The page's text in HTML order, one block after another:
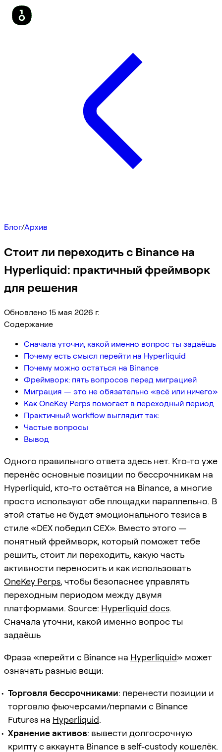
Блог/Архив
Стоит ли переходить с Binance на
Hyperliquid: практичный фреймворк
для решения
Обновлено 15 мая 2026 г.
Содержание
Сначала уточни, какой именно вопрос ты задаёшь
Почему есть смысл перейти на Hyperliquid
Почему можно остаться на Binance
Фреймворк: пять вопросов перед миграцией
Миграция — это не обязательно «всё или ничего»
Как OneKey Perps помогает в переходный период
Практичный workflow выглядит так:
Частые вопросы
Вывод
Одного правильного ответа здесь нет. Кто-то уже
перенёс основные позиции по бессрочникам на
Hyperliquid, кто-то остаётся на Binance, а многие
просто используют обе площадки параллельно. В
этой статье не будет эмоционального тезиса в
стиле «DEX победил CEX». Вместо этого —
понятный фреймворк, который поможет тебе
решить, стоит ли переходить, какую часть
активности переносить и как использовать
OneKey Perps, чтобы безопаснее управлять
переходным периодом между двумя
платформами. Source: Hyperliquid docs.
Сначала уточни, какой именно вопрос ты
задаёшь
Фраза «перейти с Binance на Hyperliquid» может
означать разные вещи:
Торговля бессрочниками: перенести позиции и
торговлю фьючерсами/перпами с Binance
Futures на Hyperliquid.
Хранение активов: вывести долгосрочную
крипту с аккаунта Binance в self-custody кошелёк.